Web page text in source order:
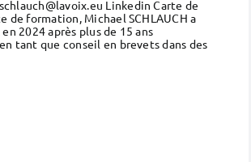
Linkedin Carte de
de formation, Michael SCHLAUCH a
2024 après plus de 15 ans
tant que conseil en brevets dans des